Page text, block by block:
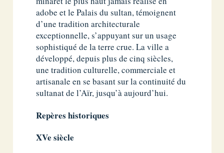
adobe et le Palais du sultan, témoignent
d’une tradition architecturale
exceptionnelle, s’appuyant sur un usage
sophistiqué de la terre crue. La ville a
développé, depuis plus de cinq siècles,
une tradition culturelle, commerciale et
artisanale en se basant sur la continuité du
sultanat de l’Aïr, jusqu’à aujourd’hui.
Repères historiques
XVe siècle